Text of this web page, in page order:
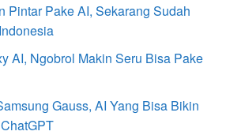
Pintar Pake AI, Sekarang Sudah
AI, Ngobrol Makin Seru Bisa Pake
Gauss, AI Yang Bisa Bikin